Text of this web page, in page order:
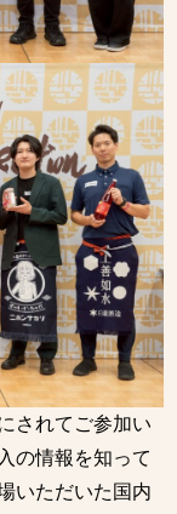
されてご参加い
の情報を知って
いただいた国内